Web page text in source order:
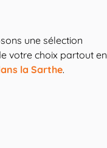
une sélection
votre choix partout en
la Sarthe.